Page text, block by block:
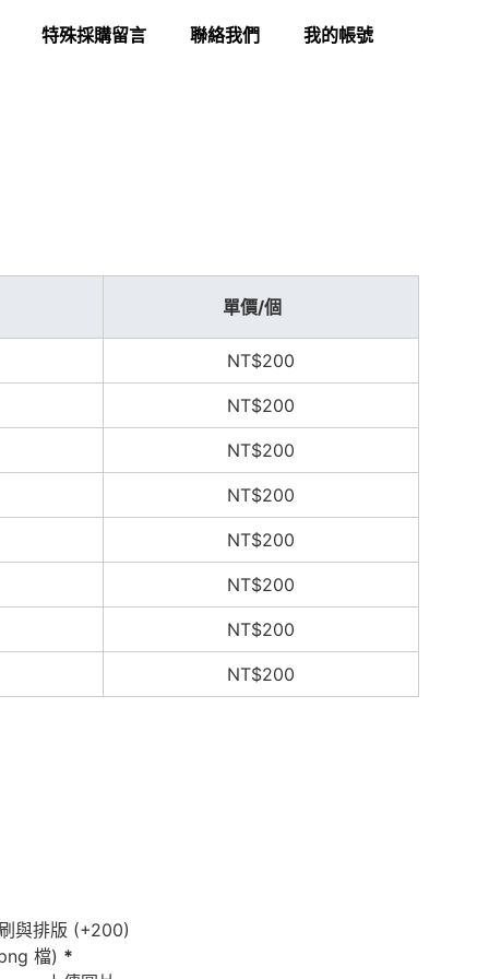
特殊採購留言 聯絡我們 我的帳號
單價/個
NT$200
NT$200
NT$200
NT$200
NT$200
NT$200
NT$200
NT$200
與排版 (+200)
檔) *